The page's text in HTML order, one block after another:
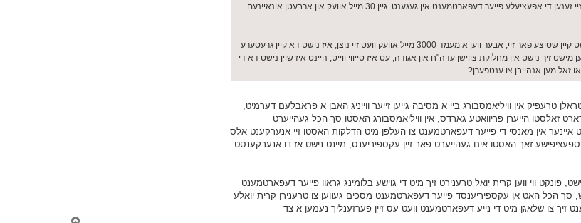
דאס אז עס איז ווייט מאכט נאר אסאך שווערער, יהדות מאנסי מוז צוקומען צו זיי, זיי זענען די אפעציעלע פייער דעפארטמענט אין געגענט. גיין 30 מייל אוועק און ארבעטן אינאיינעם
משל למהד"ד, אין א"י ווען די ציוניסטישע פאליציי פאטראלירן א מעמד איז עס נישט קיין שטיצע פאר זיי, אבער ווען א מעמד 3000 מייל אוועק וועט זיי נוצן, איז נישט דא קיין גרעסערע
זיך נישט אין מחלוקת צווישן עדה"ח און אגודה, עס איז סייווי ווייט, היינט איז שוין נישט דא די
זאל מען אנהייבן צו ענטפערן?..
טרעפיק אין וויליאמסבורג ביי א מסיבה גייען זייער ווייניג האבן א פראבלעם דערמיט,
זאלסטו הייערן פריוואטע גארדס, אין וויליאמסבורג האסטו סך הכל געהייערט
אין מאנסי די פייער דעפארטמענט צו העלפן מיט הדלקות האסטו זיי אנערקענט אלס
פאר א ספעציפישע זאך האסטו אים געהייערט פאר זיין עקספיריענס, מיינט נישט אז דו אנערקענסט
פונקט ווי ווען קרית יואל טרענירט זיך מיט די גוישע בלומינג גראוו פייער דעפארטמענט
סך הכל האט אן עקספיריענסד פייער דעפארטמענט מסכים געווען צו טרענירן קרית יואלע
צו שלאגן מיט די נייע דעפארטמענט וועט עס זיין פערזענליך נעמען א צד